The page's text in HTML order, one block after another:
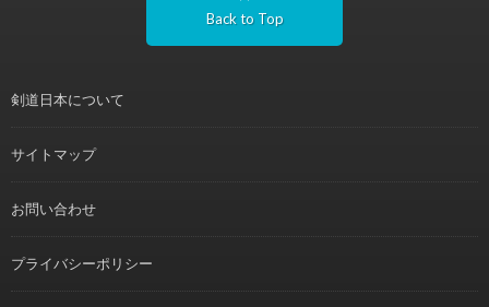
Back to Top
剣道日本について
サイトマップ
お問い合わせ
プライバシーポリシー